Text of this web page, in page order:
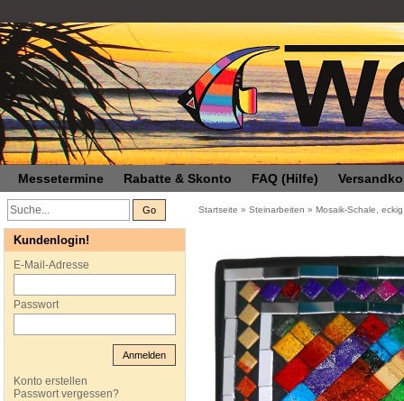
Messetermine Rabatte & Skonto FAQ (Hilfe)
Go Startseite » Steinarbeiten » Mosaik-Schale,
Kundenlogin!
E-Mail-Adresse
Passwort
Anmelden
Konto erstellen
Passwort vergessen?